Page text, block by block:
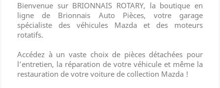
Bienvenue sur BRIONNAIS ROTARY, la boutique en
ligne de Brionnais Auto Pièces, votre garage
spécialiste des véhicules Mazda et des moteurs
rotatifs.
Accédez à un vaste choix de pièces détachées pour
l’entretien, la réparation de votre véhicule et même la
restauration de votre voiture de collection Mazda !